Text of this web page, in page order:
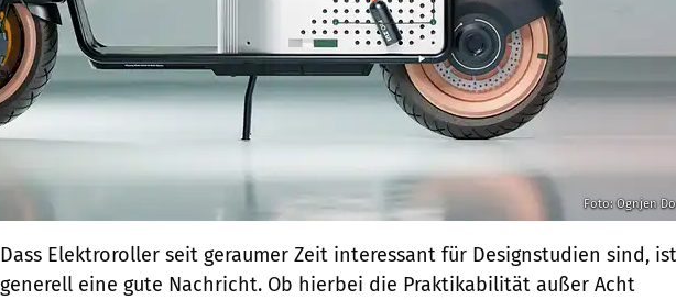
Foto: Ognjen
Dass Elektroroller seit geraumer Zeit interessant für Designstudien sind, ist
generell eine gute Nachricht. Ob hierbei die Praktikabilität außer Acht